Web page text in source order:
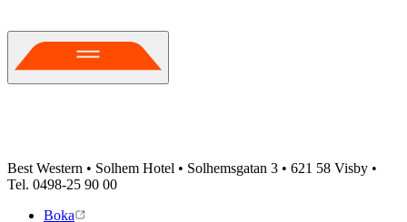
Best Western • Solhem Hotel • Solhemsgatan 3 • 621 58 Visby •
Tel. 0498-25 90 00
Boka